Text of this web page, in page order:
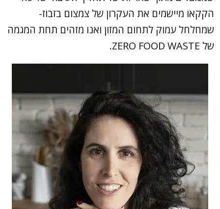
הקקאו מיישמים את העקרון של צמצום בזבוז-
שמחלחל עמוק לתחום המזון ואנו מזהים תחת המגמה
של ZERO FOOD WASTE.